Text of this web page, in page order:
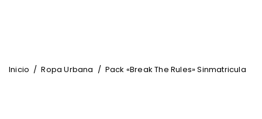
Inicio / Ropa Urbana / Pack «Break The Rules» Sinmatricula